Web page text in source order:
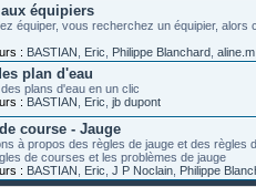
équipiers
équiper, vous recherchez un équipier, alors
: BASTIAN Eric Philippe Blanchard aline.m
plan d'eau
plans d'eau en un clic
: BASTIAN Eric jb dupont
course - Jauge
à propos des règles de jauge et des règles
de courses et les problèmes de jauge
: BASTIAN Eric J P Noclain Philippe